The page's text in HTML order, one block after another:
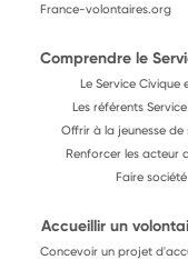
France-volontaires.org
Comprendre le
Le Service Civique
Les référents
Offrir à la jeunesse de
Renforcer les acteur
Faire société
Accueillir un
Concevoir un projet